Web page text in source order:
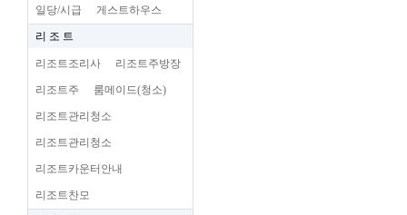
일당/시급 게스트하우스
리 조 트
리조트조리사 리조트주방장
리조트주 룸메이드(청소)
리조트관리청소
리조트관리청소
리조트카운터안내
리조트찬모